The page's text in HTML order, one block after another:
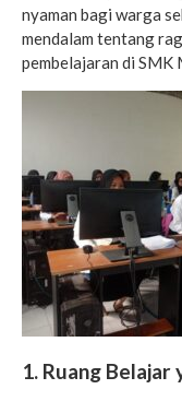
nyaman bagi warga
mendalam tentang
pembelajaran di SMK
1. Ruang Belajar